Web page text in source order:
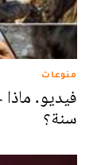
منوعات
سنة؟